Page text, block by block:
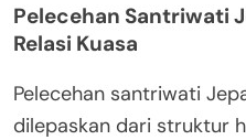
Pelecehan Santriwati
Relasi Kuasa
Pelecehan santriwati
dilepaskan dari struktur